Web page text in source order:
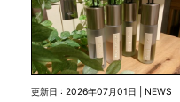
更新日 : 2026年07月01日 | NEWS